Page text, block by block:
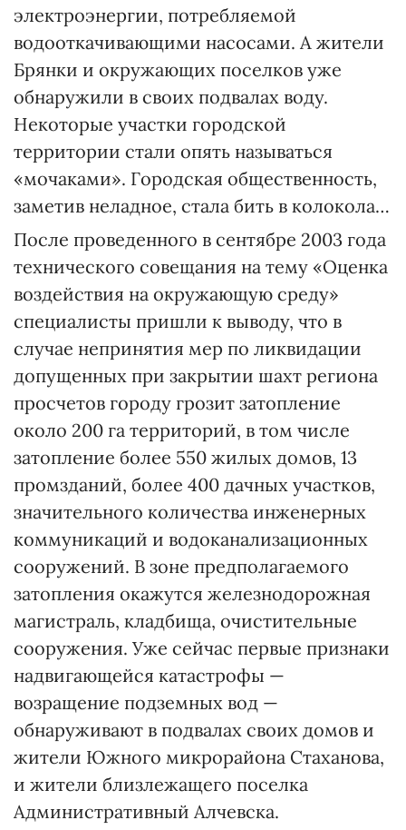
электроэнергии, потребляемой
водооткачивающими насосами. А жители
Брянки и окружающих поселков уже
обнаружили в своих подвалах воду.
Некоторые участки городской
территории стали опять называться
«мочаками». Городская общественность,
заметив неладное, стала бить в колокола…
После проведенного в сентябре 2003 года
технического совещания на тему «Оценка
воздействия на окружающую среду»
специалисты пришли к выводу, что в
случае непринятия мер по ликвидации
допущенных при закрытии шахт региона
просчетов городу грозит затопление
около 200 га территорий, в том числе
затопление более 550 жилых домов, 13
промзданий, более 400 дачных участков,
значительного количества инженерных
коммуникаций и водоканализационных
сооружений. В зоне предполагаемого
затопления окажутся железнодорожная
магистраль, кладбища, очистительные
сооружения. Уже сейчас первые признаки
надвигающейся катастрофы —
возращение подземных вод —
обнаруживают в подвалах своих домов и
жители Южного микрорайона Стаханова,
и жители близлежащего поселка
Административный Алчевска.